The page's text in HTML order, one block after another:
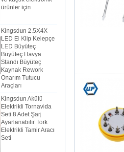
LED El Klip Kelepçe
LED Büyüteç
Büyüteç Havya
Standı Büyüteç
Kaynak Rework
Onarım Tutucu
Araçları
Kingsdun Akülü
Elektrikli Tornavida
Seti 8 Adet Şarj
Ayarlanabilir Tork
Elektrikli Tamir Aracı
Seti